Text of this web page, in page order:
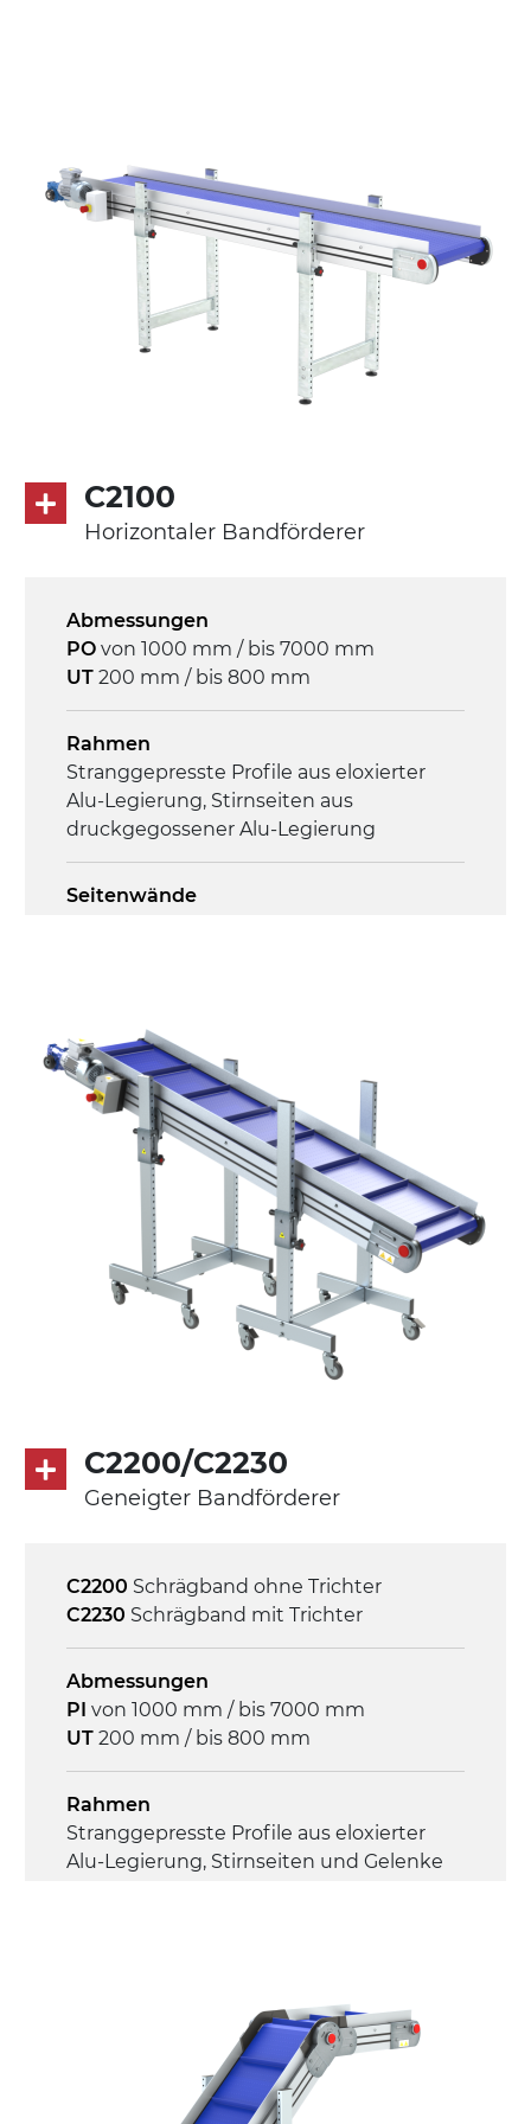
ausziehbare Elemente und Gelenke aus
verzinktem Stahl, (Einstellwinkel 0°-55°)
Beine aus verzinktem Metallrohr,
Schwenkräder mit/ohne Bremse (2+2)
Förderfläche
mit Gliedern aus PP Oberfläche blau
direkt, Zug (linke Seite),
Untersetzungsgetriebe mit Kupplung, 3-
phasiger Asynchronmotor für
Geschwindigkeit
4,6 m/Minute
Steuerung
On/Off, E-Stopp, Motor-
Überlastungsschutz
C2100
Horizontaler Bandförderer
Abmessungen
PO von 1000 mm / bis 7000 mm
UT 200 mm / bis 800 mm
Rahmen
Stranggepresste Profile aus eloxierter
Alu-Legierung, Stirnseiten aus
druckgegossener Alu-Legierung
Seitenwände
ausziehbare Elemente aus
druckgegossener Alu-Legierung, Beine
aus verzinktem Metallrohr, Stellfüße
Förderfläche
mit Gliedern aus PP Oberfläche blau
Mehrfachspannung 230/400Vac-50Hz-
3Ph
Überlastungsschutz
C2200/C2230
Geneigter Bandförderer
C2200 Schrägband ohne Trichter
C2230 Schrägband mit Trichter
Abmessungen
PI von 1000 mm / bis 7000 mm
UT 200 mm / bis 800 mm
Rahmen
Stranggepresste Profile aus eloxierter
Alu-Legierung, Stirnseiten und Gelenke
ausziehbare Elemente mit Scharnieren